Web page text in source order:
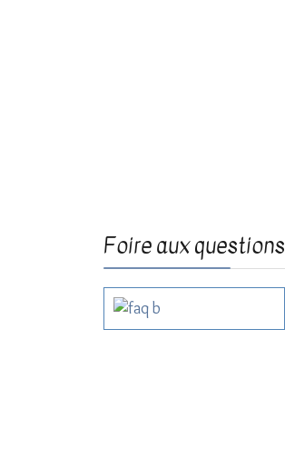
Foire aux questions